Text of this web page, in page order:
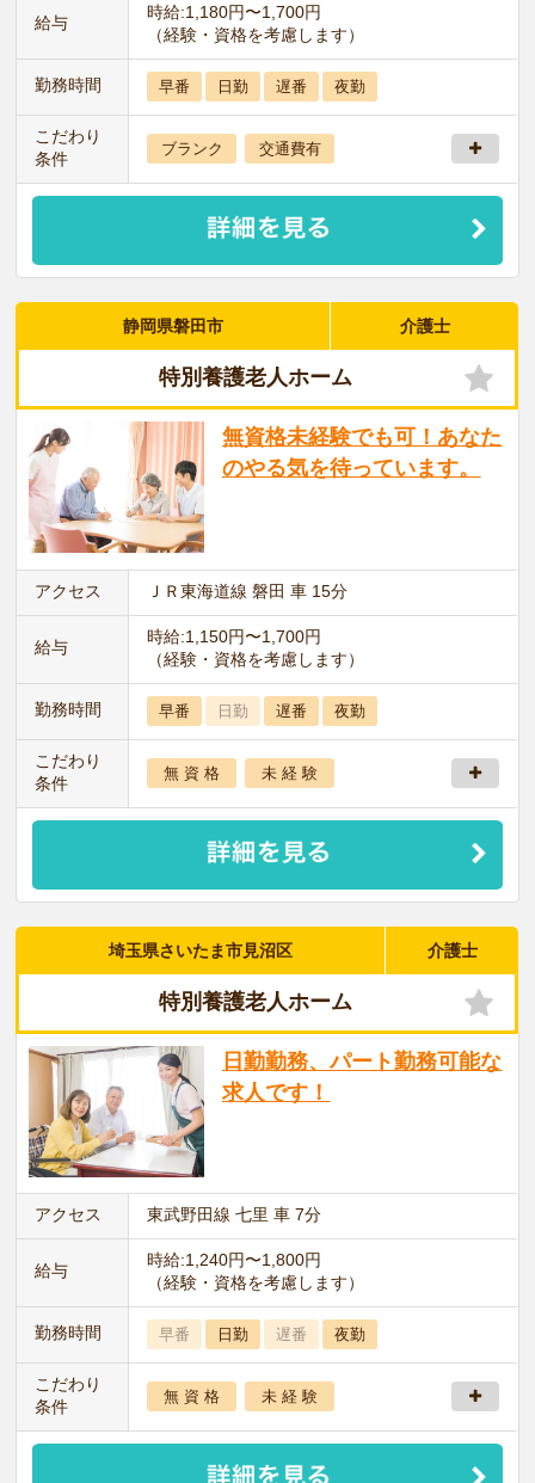
給与
時給:1,180円〜1,700円
（経験・資格を考慮します）
勤務時間 早番 日勤 遅番 夜勤
こだわり
条件
ブランク 交通費有
静岡県磐田市 介護士
特別養護老人ホーム
無資格未経験でも可！あなた
のやる気を待っています。
アクセス ＪＲ東海道線 磐田 車 15分
給与
時給:1,150円〜1,700円
（経験・資格を考慮します）
勤務時間 早番 日勤 遅番 夜勤
こだわり
条件
無 資 格 未 経 験
埼玉県さいたま市見沼区 介護士
特別養護老人ホーム
日勤勤務、パート勤務可能な
求人です！
アクセス 東武野田線 七里 車 7分
給与
時給:1,240円〜1,800円
（経験・資格を考慮します）
勤務時間 早番 日勤 遅番 夜勤
こだわり
条件
無 資 格 未 経 験